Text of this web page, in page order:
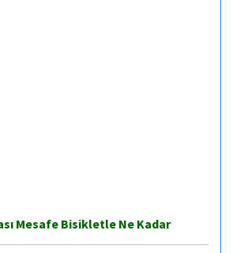
Mesafe Bisikletle Ne Kadar